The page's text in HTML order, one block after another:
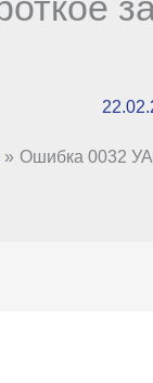
Ошибка 0032